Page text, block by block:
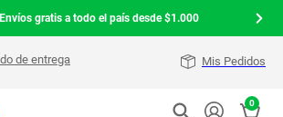
Envíos gratis a todo el país desde $1.000
Mis Pedidos
0